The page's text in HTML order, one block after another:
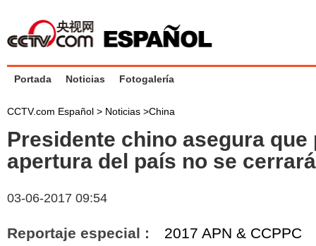
Portada Noticias Fotogalería
CCTV.com Español > Noticias >China
Presidente chino asegura que
apertura del país no se cerrará
03-06-2017 09:54
Reportaje especial : 2017 APN & CCPPC